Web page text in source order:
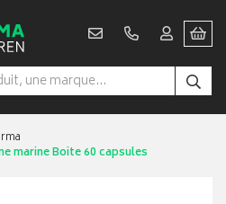
marine Boite 60 capsules